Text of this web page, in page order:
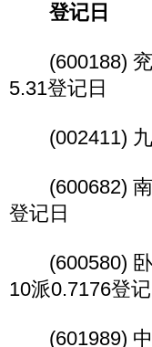
登记日
(600188) 兖
5.31登记日
(002411) 九
(600682) 南
登记日
(600580) 卧
10派0.7176登
(601989) 中